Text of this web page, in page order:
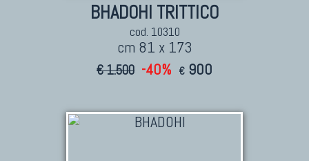
BHADOHI TRITTICO
cod. 10310
cm 81 x 173
€ 1.500 -40% € 900